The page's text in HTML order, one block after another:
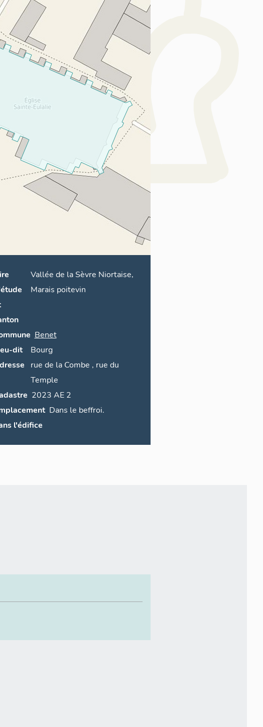
Vallée de la Sèvre Niortaise,
Marais poitevin
Benet
dit
Bourg
rue de la Combe , rue du
Temple
2023 AE 2
l'édifice
Dans le beffroi.